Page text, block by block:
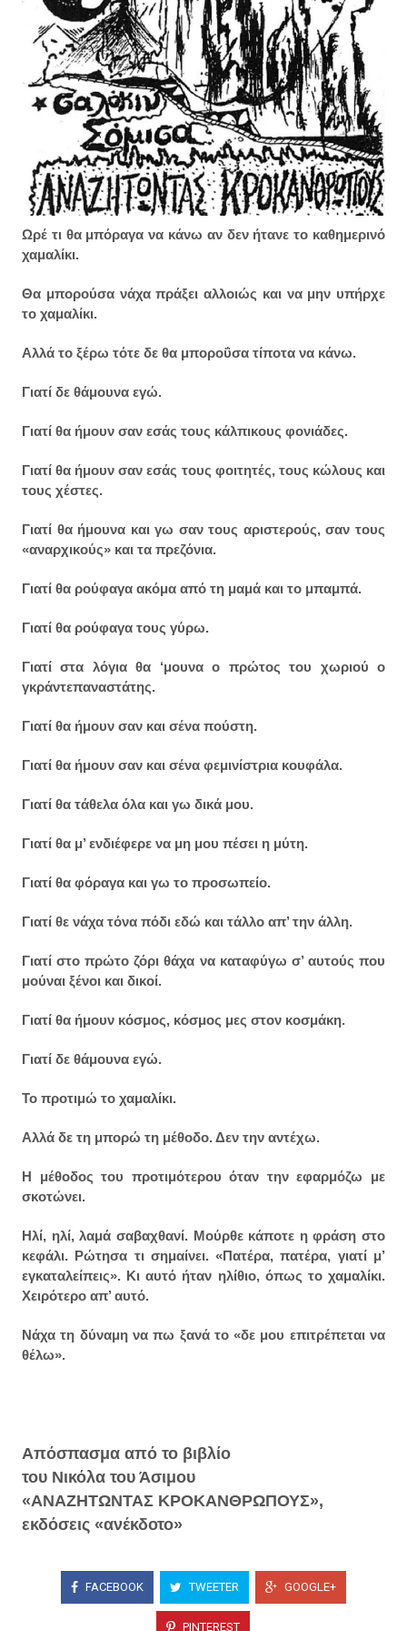
Ωρέ τι θα μπόραγα να κάνω αν δεν ήτανε το καθημερινό
χαμαλίκι.
Θα μπορούσα νάχα πράξει αλλοιώς και να μην υπήρχε
το χαμαλίκι.
Αλλά το ξέρω τότε δε θα μποροΰσα τίποτα να κάνω.
Γιατί δε θάμουνα εγώ.
Γιατί θα ήμουν σαν εσάς τους κάλπικους φονιάδες.
Γιατί θα ήμουν σαν εσάς τους φοιτητές, τους κώλους και
τους χέστες.
Γιατί θα ήμουνα και γω σαν τους αριστερούς, σαν τους
«αναρχικούς» και τα πρεζόνια.
Γιατί θα ρούφαγα ακόμα από τη μαμά και το μπαμπά.
Γιατί θα ρούφαγα τους γύρω.
Γιατί στα λόγια θα ‘μουνα ο πρώτος του χωριού ο
γκράντεπαναστάτης.
Γιατί θα ήμουν σαν και σένα πούστη.
Γιατί θα ήμουν σαν και σένα φεμινίστρια κουφάλα.
Γιατί θα τάθελα όλα και γω δικά μου.
Γιατί θα μ’ ενδιέφερε να μη μου πέσει η μύτη.
Γιατί θα φόραγα και γω το προσωπείο.
Γιατί θε νάχα τόνα πόδι εδώ και τάλλο απ’ την άλλη.
Γιατί στο πρώτο ζόρι θάχα να καταφύγω σ’ αυτούς που
μούναι ξένοι και δικοί.
Γιατί θα ήμουν κόσμος, κόσμος μες στον κοσμάκη.
Γιατί δε θάμουνα εγώ.
Το προτιμώ το χαμαλίκι.
Αλλά δε τη μπορώ τη μέθοδο. Δεν την αντέχω.
Η μέθοδος του προτιμότερου όταν την εφαρμόζω με
σκοτώνει.
Ηλί, ηλί, λαμά σαβαχθανί. Μούρθε κάποτε η φράση στο
κεφάλι. Ρώτησα τι σημαίνει. «Πατέρα, πατέρα, γιατί μ’
εγκαταλείπεις». Κι αυτό ήταν ηλίθιο, όπως το χαμαλίκι.
Χειρότερο απ’ αυτό.
Νάχα τη δύναμη να πω ξανά το «δε μου επιτρέπεται να
θέλω».
Απόσπασμα από το βιβλίο
του Νικόλα του Άσιμου
«ΑΝΑΖΗΤΩΝΤΑΣ ΚΡΟΚΑΝΘΡΩΠΟΥΣ»,
εκδόσεις «ανέκδοτο»
FACEBOOK TWEETER GOOGLE+
PINTEREST